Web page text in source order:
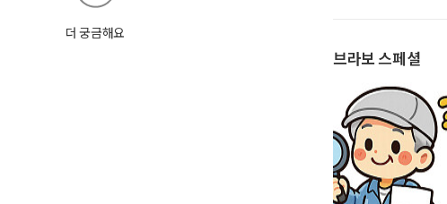
더 궁금해요
브라보 스페셜